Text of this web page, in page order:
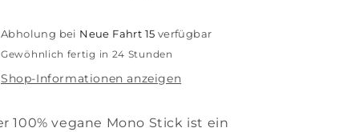
Abholung bei Neue Fahrt 15 verfügbar
Gewöhnlich fertig in 24 Stunden
Shop-Informationen anzeigen
100% vegane Mono Stick ist ein